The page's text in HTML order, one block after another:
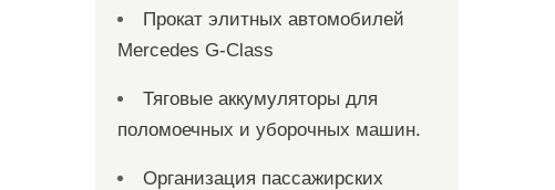
Прокат элитных автомобилей
Mercedes G-Class
Тяговые аккумуляторы для
поломоечных и уборочных машин.
Организация пассажирских